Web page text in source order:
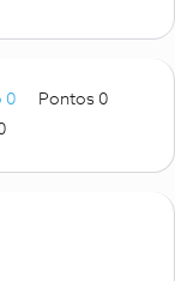
0
Pontos 0